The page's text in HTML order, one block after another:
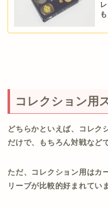
も
コレクション用
どちらかといえば、コレク
だけで、もちろん対戦など
ただ、コレクション用はカ
リーブが比較的好まれてい